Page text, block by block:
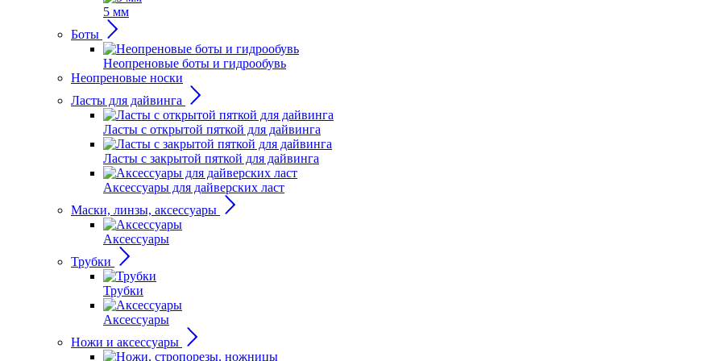
5 мм
Боты
Неопреновые боты и гидрообувь
Неопреновые носки
Ласты для дайвинга
Ласты с открытой пяткой для дайвинга
Ласты с закрытой пяткой для дайвинга
Аксессуары для дайверских ласт
Маски, линзы, аксессуары
Аксессуары
Трубки
Трубки
Аксессуары
Ножи и аксессуары